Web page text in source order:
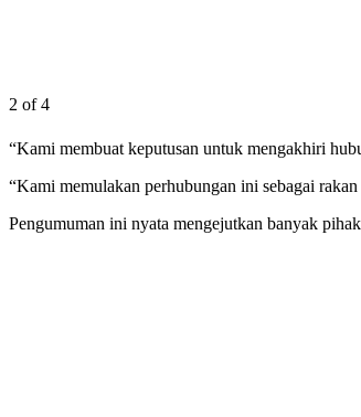
2 of 4
“Kami membuat keputusan untuk mengakhiri
“Kami memulakan perhubungan ini sebagai
Pengumuman ini nyata mengejutkan banyak